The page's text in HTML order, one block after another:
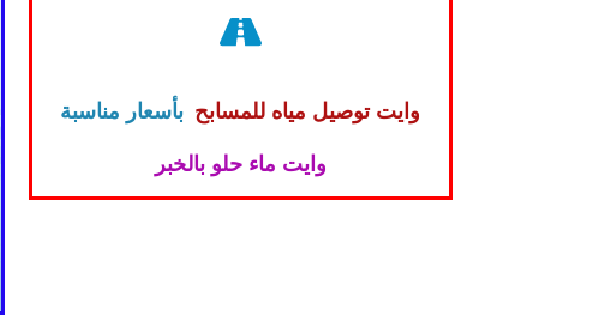
وايت توصيل مياه للمسابح بأسعار مناسبة
وايت ماء حلو بالخبر